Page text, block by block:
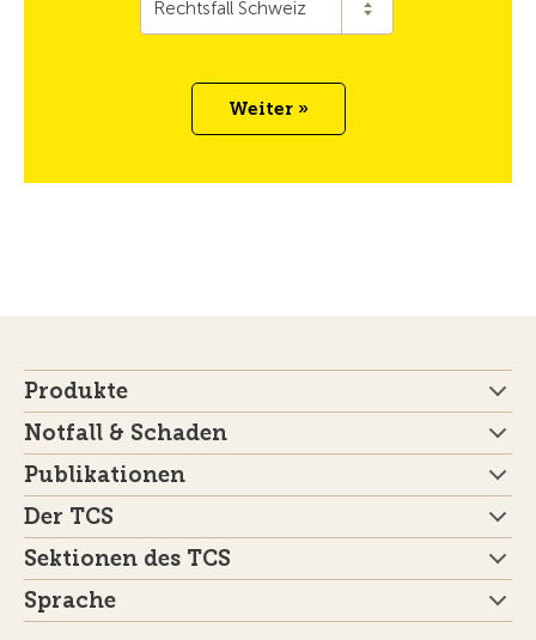
Rechtsfall Schweiz
Weiter »
Produkte
Notfall & Schaden
Publikationen
Der TCS
Sektionen des TCS
Sprache